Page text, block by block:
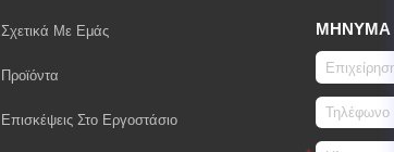
Σχετικά Με Εμάς
Προϊόντα
Επισκέψεις Στο Εργοστάσιο
ΜΉΝΥΜΑ